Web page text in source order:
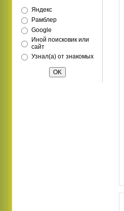
Яндекс
Рамблер
Google
Иной поисковик или
сайт
Узнал(а) от знакомых